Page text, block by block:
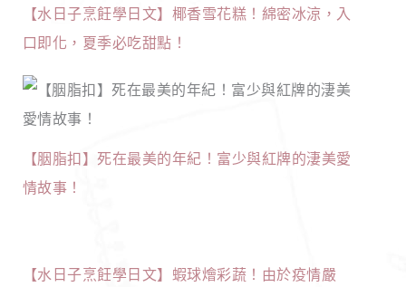
【水日子烹飪學日文】椰香雪花糕！綿密冰涼，入
口即化，夏季必吃甜點！
【胭脂扣】死在最美的年紀！富少與紅牌的淒美愛
情故事！
【水日子烹飪學日文】蝦球燴彩蔬！由於疫情嚴